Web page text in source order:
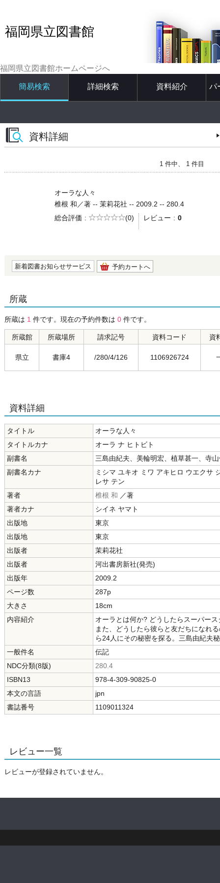
福岡県立図書館
福岡県立図書館ホームページへ
簡易検索 詳細検索 資料紹介 パ
資料詳細
1 件中、 1 件目
オーラな人々
椎根 和／著 -- 茉莉花社 -- 2009.2 -- 280.4
総合評価
5段階評価
(0) レビュー 0
新着図書お知らせサービス 予約カートへ
所蔵
所蔵は 1 件です。現在の予約件数は 0 件です。
所蔵館 所蔵場所 請求記号 資料コード 資
県立 書庫4 /280/4/126 1106926724
資料詳細
タイトル
オーラな人々
タイトルカナ
オーラ ナ ヒトビト
副書名
三島由紀夫、美輪明宏、植草甚一、寺
副書名カナ
ミシマ ユキオ ミワ アキヒロ ウエクサ
レサ テン
著者
椎根 和 ／著
著者カナ
シイネ ヤマト
出版地
東京
出版地
東京
出版者
茉莉花社
出版者
河出書房新社(発売)
出版年
2009.2
ページ数
287p
大きさ
18cm
内容紹介
オーラとは何か? どうしたらスーパー
また、どうしたら彼らと友だちになれ
ら24人にその秘密を探る。三島由紀夫
一般件名
伝記
NDC分類(8版)
280.4
ISBN13
978-4-309-90825-0
本文の言語
jpn
書誌番号
1109011324
レビュー一覧
レビューが登録されていません。